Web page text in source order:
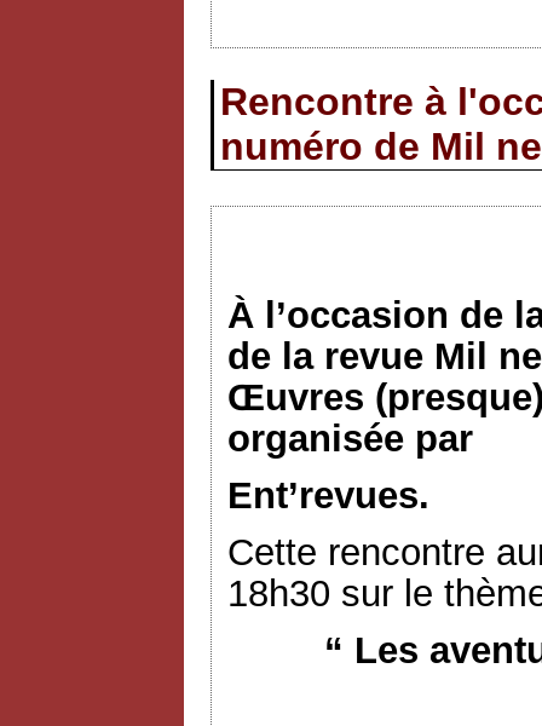
Rencontre à
numéro de Mil
À l’occasion de
de la revue Mil
Œuvres
organisée par
Ent’revues.
Cette rencontre
18h30 sur le
“ Les